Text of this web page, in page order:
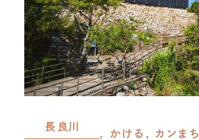
OURPROJECT
CoLoRs/ITEMs
長良川
, かける, カンまち